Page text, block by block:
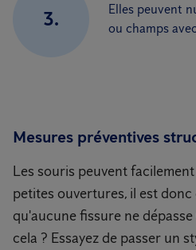
3.
Elles peuvent
ou champs
Mesures préventives
Les souris peuvent
petites ouvertures, il est
qu'aucune fissure ne
cela ? Essayez de passer un